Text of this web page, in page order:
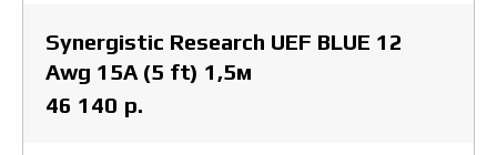
Synergistic Research UEF BLUE 12
Awg 15A (5 ft) 1,5м
46 140 р.